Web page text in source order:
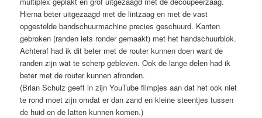
Hierna beter uitgezaagd met de lintzaag en met de vast
opgestelde bandschuurmachine precies geschuurd. Kanten
gebroken (randen iets ronder gemaakt) met het handschuurblok.
Achteraf had ik dit beter met de router kunnen doen want de
randen zijn wat te scherp gebleven. Ook de lange delen had ik
beter met de router kunnen afronden.
(Brian Schulz geeft in zijn YouTube filmpjes aan dat het ook niet
te rond moet zijn omdat er dan zand en kleine steentjes tussen
de huid en de latten kunnen komen.)